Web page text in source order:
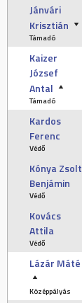
Jánvári
Krisztián
Támadó
Kaizer
József
Antal
Támadó
Kardos
Ferenc
Védő
Kónya Zsolt
Benjámin
Védő
Kovács
Attila
Védő
Lázár Máté
Középpályás